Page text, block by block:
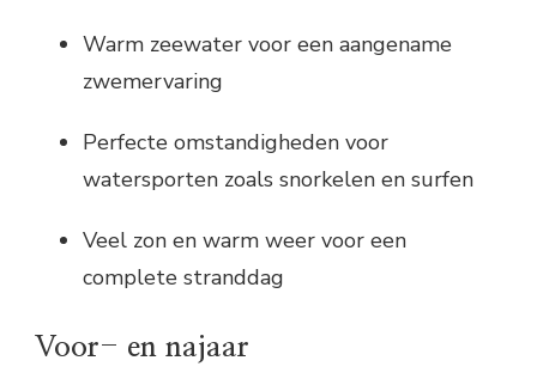
Warm zeewater voor een aangename
zwemervaring
Perfecte omstandigheden voor
watersporten zoals snorkelen en surfen
Veel zon en warm weer voor een
complete stranddag
Voor- en najaar